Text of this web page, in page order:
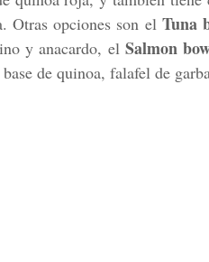
Otras opciones son el Tuna
y anacardo, el Salmon
de quinoa, falafel de